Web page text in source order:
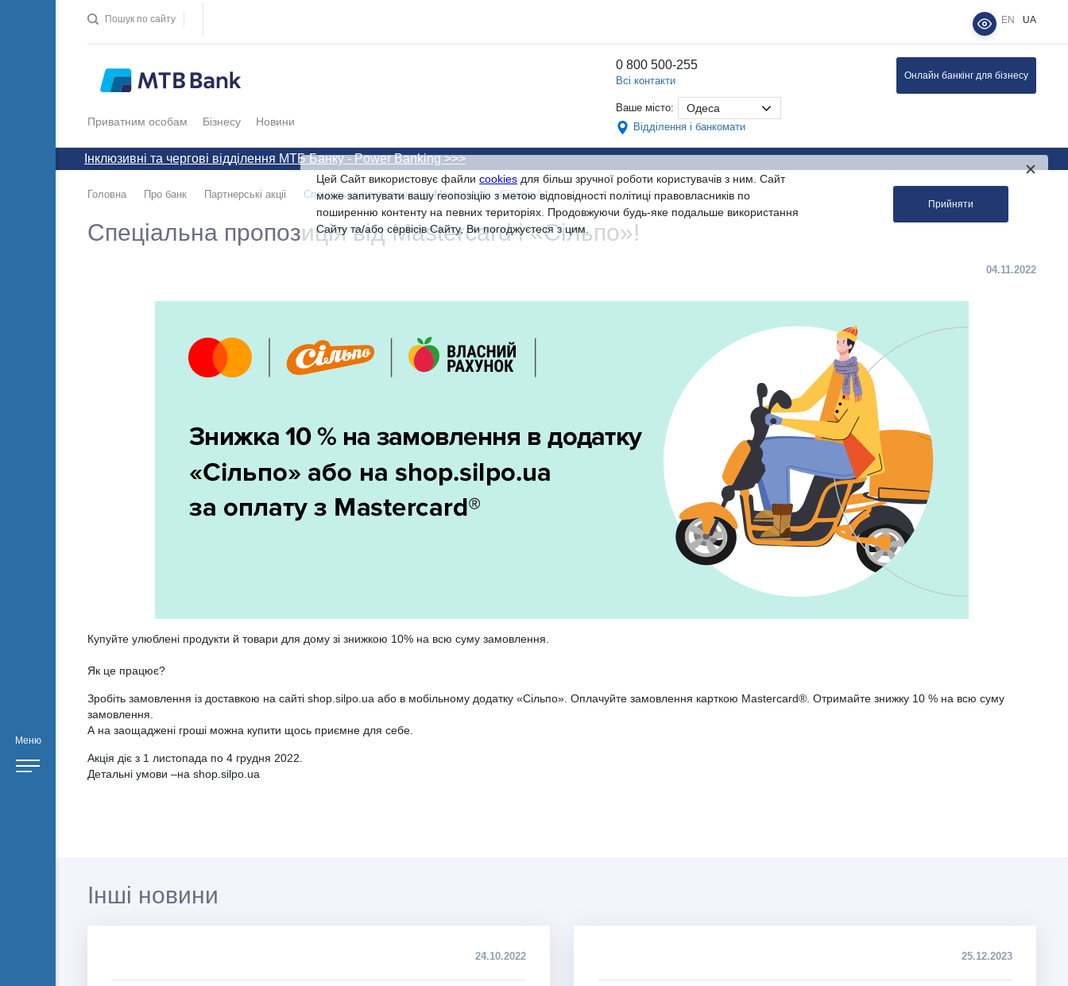
Меню
Пошук по сайту EN UA
Приватним особам Бізнесу Новини
0 800 500-255
Всі контакти
Ваше місто: Одеса
Відділення і банкомати
Онлайн банкінг для бізнесу
Інклюзивні та чергові відділення МТБ Банку - Power Banking >>>
Головна Про банк Партнерські акціі Спеціальна пропозиція від Mastercard і «Сільпо»!
Спеціальна пропозиція від Mastercard і «Сільпо»!
04.11.2022
Купуйте улюблені продукти й товари для дому зі знижкою 10% на всю суму замовлення.
Як це працює?
Зробіть замовлення із доставкою на сайті shop.silpo.ua або в мобільному додатку «Сільпо». Оплачуйте замовлення карткою Mastercard®. Отримайте знижку 10 % на всю суму
замовлення.
А на заощаджені гроші можна купити щось приємне для себе.
Акція діє з 1 листопада по 4 грудня 2022.
Детальні умови –на shop.silpo.ua
Інші новини
24.10.2022 25.12.2023
Цей Сайт використовує файлиcookies для більш зручної роботи користувачів з ним. Сайт
може запитувати вашу геопозіцію з метою відповідності політиці правовласників по
поширенню контенту на певних територіях. Продовжуючи будь-яке подальше використання
Сайту та/або сервісів Сайту, Ви погоджуєтеся з цим.
Прийняти